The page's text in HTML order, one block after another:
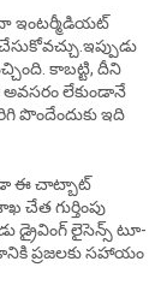
ఇంటర్మీడియట్
కాబట్టి, దీని
లేకుండానే
పొందేందుకు ఇది
ఈ చాట్బాట్
గుర్తింపు
డ్రైవింగ్ లైసెన్స్ టూ-
ప్రజలకు సహాయం